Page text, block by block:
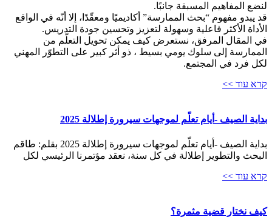
لنضع المفاهيم المسبقة جانبًا.
قد يبدو مفهوم “بحث الممارسة” أكاديميًا ومعقّدًا، إلا أنّه في الواقع
الأداة الأكثر فاعلية وسهولة لتعزيز وتحسين جودة التدريس.
في المقال المرفق، نستعرض كيف يمكن تحويل التعلّم من
الممارسة إلى سلوك يومي بسيط ، ذو أثر كبير على التطوّر المهني
لكل فرد في المجتمع.
קרא עוד >>
بداية الصيف -أيام تعلّم لموجهات سيرورة إطلالة 2025
بداية الصيف -أيام تعلّم لموجهات سيرورة إطلالة 2025 بقلم: طاقم
البحث والتطوير إطلالة في كل سنة، نعقد مؤتمرنا الرئيسي لكل
קרא עוד >>
كيف نختار قضية مثمرة؟